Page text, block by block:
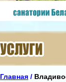
Главная /